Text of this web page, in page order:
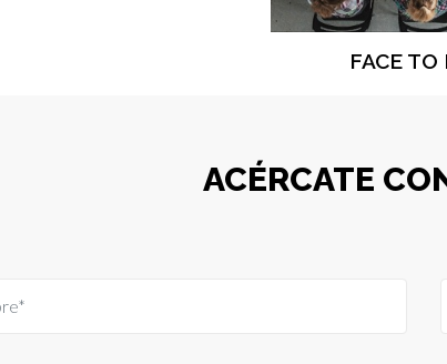
FACE TO
ACÉRCATE